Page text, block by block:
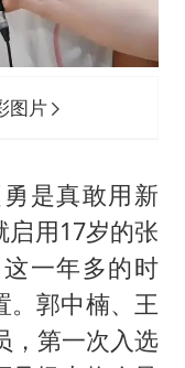
图片
是真敢用新
启用17岁的张
一年多的时
。郭中楠、王
，第一次入选